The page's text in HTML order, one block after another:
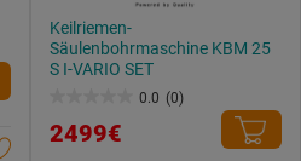
Keilriemen-
Säulenbohrmaschine KBM 25
S I-VARIO SET
0.0 (0)
von
2499€